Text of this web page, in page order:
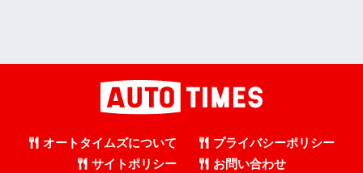
オートタイムズについて
プライバシーポリシー
サイトポリシー
お問い合わせ